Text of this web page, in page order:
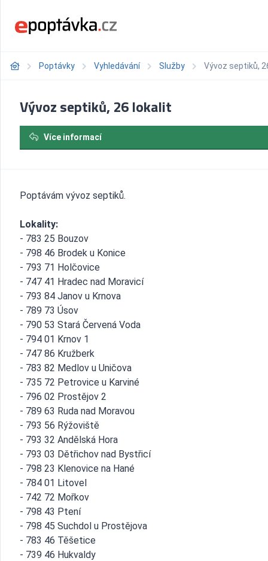
Poptávky Vyhledávání Služby Vývoz septiků,
Vývoz septiků, 26 lokalit
Více informací
Poptávám vývoz septiků.
Lokality:
- 783 25 Bouzov
- 798 46 Brodek u Konice
- 793 71 Holčovice
- 747 41 Hradec nad Moravicí
- 793 84 Janov u Krnova
- 789 73 Úsov
- 790 53 Stará Červená Voda
- 794 01 Krnov 1
- 747 86 Kružberk
- 783 82 Medlov u Uničova
- 735 72 Petrovice u Karviné
- 796 02 Prostějov 2
- 789 63 Ruda nad Moravou
- 793 56 Rýžoviště
- 793 32 Andělská Hora
- 793 03 Dětřichov nad Bystřicí
- 798 23 Klenovice na Hané
- 784 01 Litovel
- 742 72 Mořkov
- 798 43 Ptení
- 798 45 Suchdol u Prostějova
- 783 46 Těšetice
- 739 46 Hukvaldy